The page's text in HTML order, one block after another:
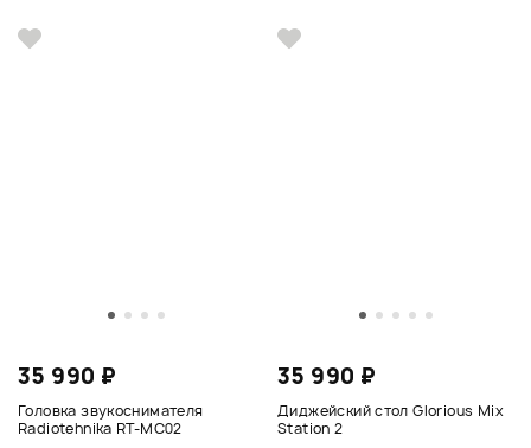
35 990 ₽
Головка звукоснимателя
Radiotehnika RT-MC02
35 990 ₽
Диджейский стол Glorious Mix
Station 2